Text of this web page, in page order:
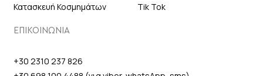
Κατασκευή Κοσμημάτων
Tik Tok
ΕΠΙΚΟΙΝΩΝΙΑ
+30 2310 237 826